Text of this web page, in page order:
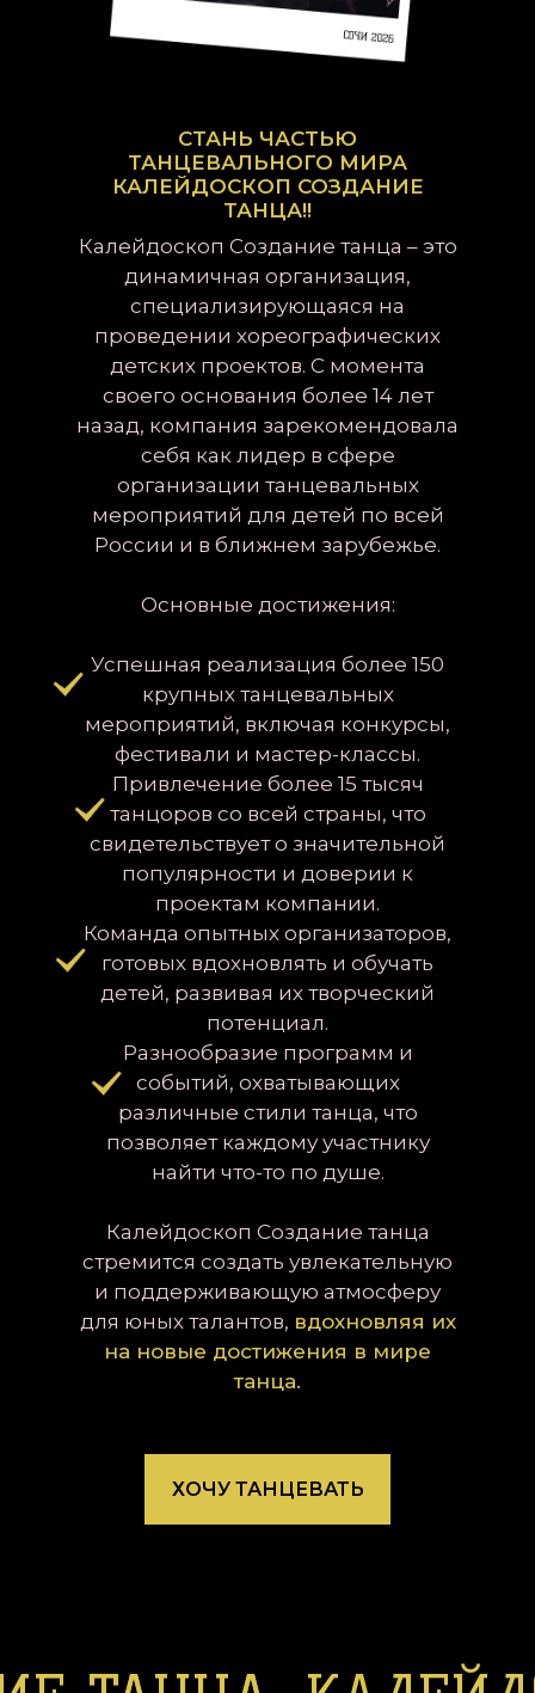
Калейдоскоп Создание танца – это
динамичная организация,
специализирующаяся на
проведении хореографических
детских проектов. С момента
своего основания более 14 лет
назад, компания зарекомендовала
себя как лидер в сфере
организации танцевальных
мероприятий для детей по всей
России и в ближнем зарубежье.
Основные достижения:
Успешная реализация более 150
крупных танцевальных
мероприятий, включая конкурсы,
фестивали и мастер-классы.
Привлечение более 15 тысяч
танцоров со всей страны, что
свидетельствует о значительной
популярности и доверии к
проектам компании.
Команда опытных организаторов,
готовых вдохновлять и обучать
детей, развивая их творческий
потенциал.
Разнообразие программ и
событий, охватывающих
различные стили танца, что
позволяет каждому участнику
найти что-то по душе.
Калейдоскоп Создание танца
стремится создать увлекательную
и поддерживающую атмосферу
для юных талантов, вдохновляя их
на новые достижения в мире
танца.
СТАНЬ ЧАСТЬЮ
ТАНЦЕВАЛЬНОГО МИРА
КАЛЕЙДОСКОП СОЗДАНИЕ
ТАНЦА!!
ХОЧУ ТАНЦЕВАТЬ